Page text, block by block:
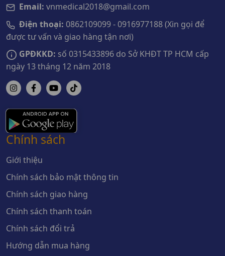
Email: vnmedical2018@gmail.com
Điện thoại: 0862109099 - 0916977188 (Xin gọi để
được tư vấn và giao hàng tận nơi)
GPĐKKD: số 0315433896 do Sở KHĐT TP HCM cấp
ngày 13 tháng 12 năm 2018
Chính sách
Giới thiệu
Chính sách bảo mật thông tin
Chính sách giao hàng
Chính sách thanh toán
Chính sách đổi trả
Hướng dẫn mua hàng